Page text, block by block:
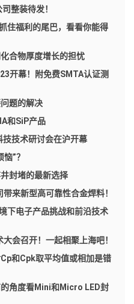
整装待发！
住福利的尾巴，看看你能得
合物厚度增长的担忧
开幕！附免费SMTA认证测
题的解决
和SiP产品
技术研讨会在沪开幕
”？
封堵的最新选择
来新型高可靠性合金焊料！
下电子产品挑战和前沿技术
会召开！一起相聚上海吧！
和Cpk取平均值或相加是错
角度看Mini和Micro LED封